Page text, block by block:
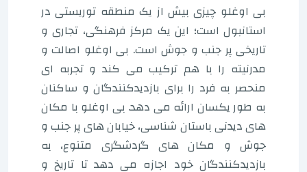
بی اوغلو چیزی بیش از یک منطقه توریستی در
استانبول است؛ این یک مرکز فرهنگی، تجاری و
تاریخی پر جنب و جوش است. بی اوغلو اصالت و
مدرنیته را با هم ترکیب می کند و تجربه ای
منحصر به فرد را برای بازدیدکنندگان و ساکنان
به طور یکسان ارائه می دهد. بی اوغلو با مکان
های دیدنی باستان شناسی، خیابان های پر جنب و
جوش و مکان های گردشگری متنوع، به
بازدیدکنندگان خود اجازه می دهد تا تاریخ و